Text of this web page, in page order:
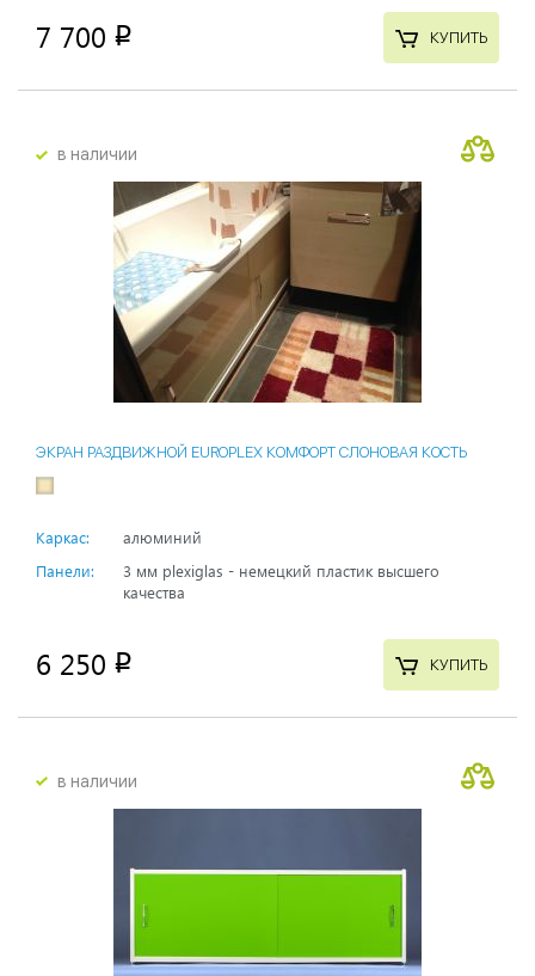
7 700 p КУПИТЬ
в наличии
ЭКРАН РАЗДВИЖНОЙ EUROPLEX КОМФОРТ СЛОНОВАЯ КОСТЬ
Каркас:
алюминий
Панели:
3 мм plexiglas - немецкий пластик высшего
качества
6 250 p КУПИТЬ
в наличии